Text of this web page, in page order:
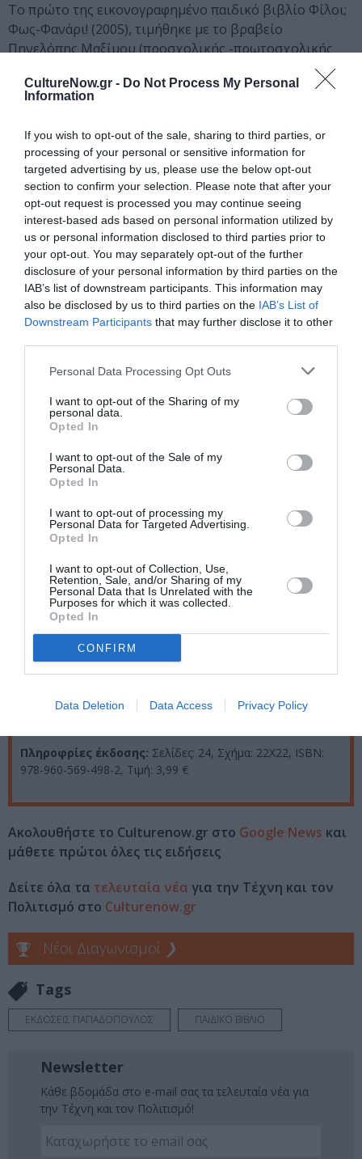
CultureNow.gr - Do Not Process My Personal
Information
If you wish to opt-out of the sale, sharing to third parties, or
processing of your personal or sensitive information for
targeted advertising by us, please use the below opt-out
section to confirm your selection. Please note that after your
opt-out request is processed you may continue seeing
interest-based ads based on personal information utilized by
us or personal information disclosed to third parties prior to
your opt-out. You may separately opt-out of the further
disclosure of your personal information by third parties on the
IAB’s list of downstream participants. This information may
also be disclosed by us to third parties on the IAB’s List of
Downstream Participants that may further disclose it to other
Personal Data Processing Opt Outs
I want to opt-out of the Sharing of my
personal data.
Opted In
I want to opt-out of the Sale of my
Personal Data.
Opted In
I want to opt-out of processing my
Personal Data for Targeted Advertising.
Opted In
I want to opt-out of Collection, Use,
Retention, Sale, and/or Sharing of my
Personal Data that Is Unrelated with the
Purposes for which it was collected.
Opted In
CONFIRM
Data Deletion Data Access Privacy Policy
Το πρώτο της εικονογραφημένο παιδικό βιβλίο Φίλοι;
Φως-Φανάρι! (2005), τιμήθηκε με το βραβείο
Πηνελόπης Μαξίμου (προσχολικής -πρωτοσχολικής
Βιβλίου (Απρίλιος 2006) και το Κρατικό Βραβείο
(2007) μπήκε στη short list των βραβείων του
λογοτεχνικού περιοδικού Διαβάζω. Το οικολογικό
βιβλίο της με τίτλο Ο πλανήτης εκπέμπει SOS (2009)
συνοδεύεται από ένα κείμενο με τις σκέψεις της Ελένης
Σβορώνου για το θέμα. Το βιβλίο της Ένα, δύο, τρία,
ζήτω η οικονομία μοιράστηκε σε πάνω από 30.000
παιδιά από την AlphaBank και έχει θέμα την οικονομία
και αποταμίευση. Το βιβλίο της Όνειρα και Ελπίδες, μια
Ειδική Έκδοση του Συλλόγου Φροντίδα (για παιδιά με
εγκεφαλικές παθήσεις www.frodida.gr) έχει θέμα τα
πεταλούδα από τις Εκδόσεις Παπαδόπουλος,
κυκλοφόρησε από τον Σύλλογο Φροντίδα τον
Δεκέμβριο του 2013. Από τις εκδόσεις Παπαδόπουλος
κυκλοφορούν επίσης το Θέλω πάντα να γελάς (2014) και
το Ονειρεύομαι με μάτια ανοιχτά (2015).
Ταυτότητα
Πληροφρίες έκδοσης: Σελίδες: 24, Σχήμα: 22Χ22, ΙSBN:
978-960-569-498-2, Τιμή: 3,99 €
Ακολουθήστε το Culturenow.gr στο Google News και
μάθετε πρώτοι όλες τις ειδήσεις
Δείτε όλα τα τελευταία νέα για την Τέχνη και τον
Πολιτισμό στο Culturenow.gr
Νέοι Διαγωνισμοί ❯
Tags
ΕΚΔΟΣΕΙΣ ΠΑΠΑΔΟΠΟΥΛΟΣ ΠΑΙΔΙΚΟ ΒΙΒΛΙΟ
Newsletter
Κάθε βδομάδα στο e-mail σας τα τελευταία νέα για
την Τέχνη και τον Πολιτισμό!